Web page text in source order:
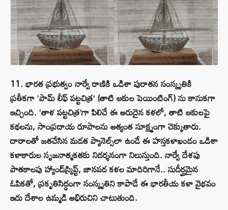
11. భారత ప్రభుత్వం నార్వే రాణికి ఒడిశా పురాతన సంస్కృతికి
ప్రతీకగా ‘పామ్ లీఫ్ పట్టచిత్ర’ (తాటి ఆకుల పెయింటింగ్) ను కానుకగా
ఇచ్చింది. ‘తాళ పట్టచిత్ర’గా పిలిచే ఈ అరుదైన కళలో, తాటి ఆకులపై
కథలను, సాంప్రదాయ రూపాలను అత్యంత సూక్ష్మంగా చెక్కుతారు.
దారాలతో జతచేసిన మడత ప్యానెల్స్‌లా ఉండే ఈ హస్తకళాఖండం ఒడిశా
కళాకారుల సృజనాత్మకతకు నిదర్శనంగా నిలుస్తుంది. నార్వే దేశపు
పాతకాలపు హ్యాండ్‌స్క్రిప్ట్, జానపద కళల మాదిరిగానే.. సుదీర్ఘమైన
ఓపికతో, ప్రకృతిసిద్ధంగా సంస్కృతిని కాపాడే ఈ భారతీయ కళా వైభవం
ఇరు దేశాల ఉమ్మడి అభిరుచిని చాటుతుంది.